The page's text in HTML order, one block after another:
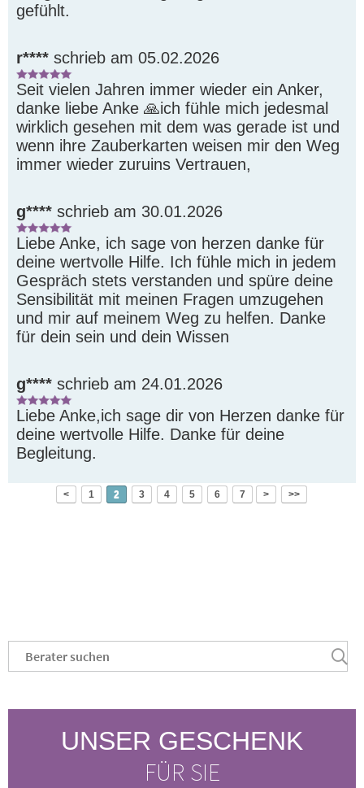
gefühlt.
r**** schrieb am 05.02.2026
Seit vielen Jahren immer wieder ein Anker,
danke liebe Anke 🙏ich fühle mich jedesmal
wirklich gesehen mit dem was gerade ist und
wenn ihre Zauberkarten weisen mir den Weg
immer wieder zuruins Vertrauen,
g**** schrieb am 30.01.2026
Liebe Anke, ich sage von herzen danke für
deine wertvolle Hilfe. Ich fühle mich in jedem
Gespräch stets verstanden und spüre deine
Sensibilität mit meinen Fragen umzugehen
und mir auf meinem Weg zu helfen. Danke
für dein sein und dein Wissen
g**** schrieb am 24.01.2026
Liebe Anke,ich sage dir von Herzen danke für
deine wertvolle Hilfe. Danke für deine
Begleitung.
< 1 2 3 4 5 6 7 > >>
UNSER GESCHENK
FÜR SIE